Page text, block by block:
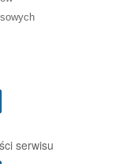
serwisu